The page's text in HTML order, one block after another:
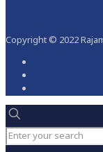
Copyright © 2022